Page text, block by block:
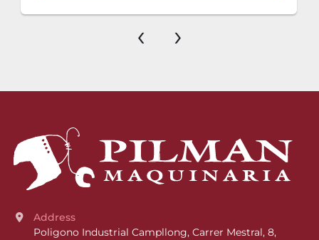
‹ ›
Address
Poligono Industrial Campllong, Carrer Mestral, 8,